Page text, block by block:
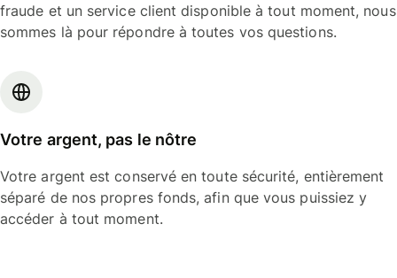
fraude et un service client disponible à tout moment, nous
sommes là pour répondre à toutes vos questions.
Votre argent, pas le nôtre
Votre argent est conservé en toute sécurité, entièrement
séparé de nos propres fonds, afin que vous puissiez y
accéder à tout moment.